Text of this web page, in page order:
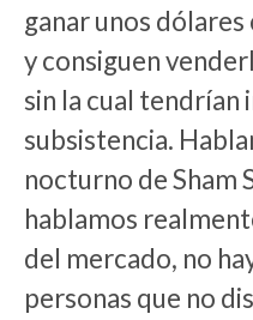
ganar unos
y consiguen
sin la cual tendrían
subsistencia.
nocturno de Sham
hablamos
del mercado, no
personas que no